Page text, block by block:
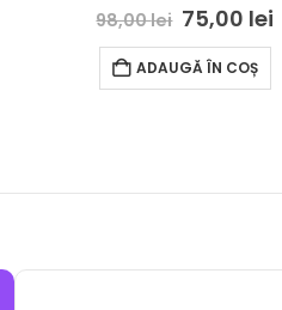
out of 5
98,00lei 75,00 lei
ADAUGĂ ÎN COȘ